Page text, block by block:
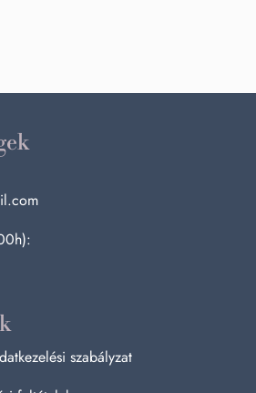
szabályzat